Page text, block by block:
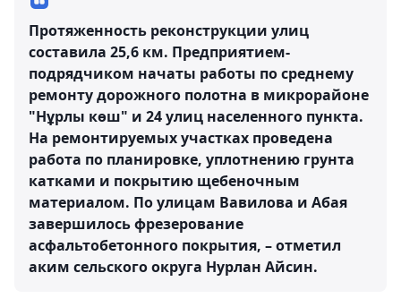
Протяженность реконструкции улиц
составила 25,6 км. Предприятием-
подрядчиком начаты работы по среднему
ремонту дорожного полотна в микрорайоне
"Нұрлы көш" и 24 улиц населенного пункта.
На ремонтируемых участках проведена
работа по планировке, уплотнению грунта
катками и покрытию щебеночным
материалом. По улицам Вавилова и Абая
завершилось фрезерование
асфальтобетонного покрытия, – отметил
аким сельского округа Нурлан Айсин.